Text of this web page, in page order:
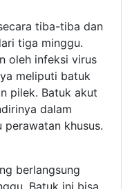
tiba-tiba dan
tiga minggu.
oleh infeksi virus
meliputi batuk
pilek. Batuk akut
dalam
khusus.
berlangsung
Batuk ini bisa